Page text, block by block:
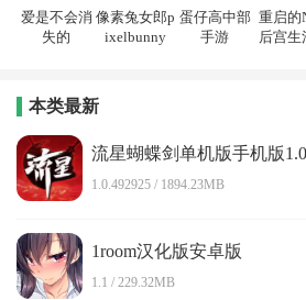
爱是不会消
失的
像素兔女郎p
ixelbunny
蛋仔高中部
手游
重启的
后宫生
本类最新
流星蝴蝶剑单机版手机版
1.0.492925 / 1894.23MB
1room汉化版安卓版
1.1 / 229.32MB